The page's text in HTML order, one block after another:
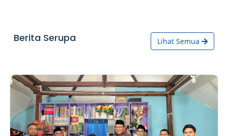
Berita Serupa Lihat Semua